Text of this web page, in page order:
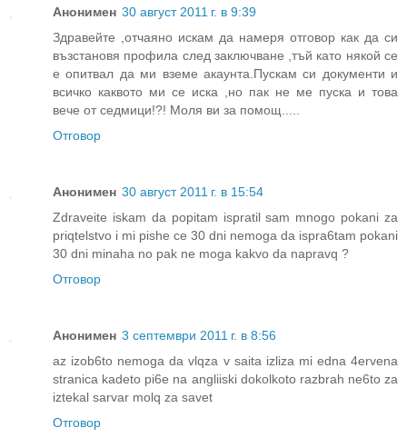
Анонимен 30 август 2011 г. в 9:39
Здравейте ,отчаяно искам да намеря отговор как да си
възстановя профила след заключване ,тъй като някой се
е опитвал да ми вземе акаунта.Пускам си документи и
всичко каквото ми се иска ,но пак не ме пуска и това
вече от седмици!?! Моля ви за помощ.....
Отговор
Анонимен 30 август 2011 г. в 15:54
Zdraveite iskam da popitam ispratil sam mnogo pokani za
priqtelstvo i mi pishe ce 30 dni nemoga da ispra6tam pokani
30 dni minaha no pak ne moga kakvo da napravq ?
Отговор
Анонимен 3 септември 2011 г. в 8:56
az izob6to nemoga da vlqza v saita izliza mi edna 4ervena
stranica kadeto pi6e na angliiski dokolkoto razbrah ne6to za
iztekal sarvar molq za savet
Отговор